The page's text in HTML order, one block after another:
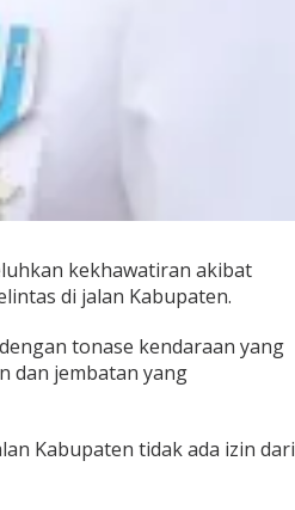
kekhawatiran akibat
di jalan Kabupaten.
tonase kendaraan yang
dan jembatan yang
Kabupaten tidak ada izin dari